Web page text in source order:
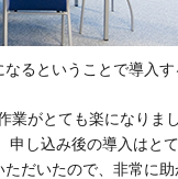
るということで導入
業がとても楽になり
申し込み後の導入はと
だいたので、非常に